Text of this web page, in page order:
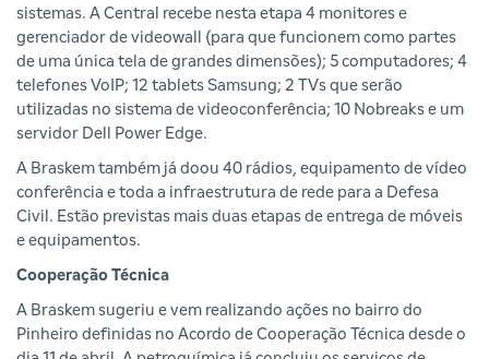
sistemas. A Central recebe nesta etapa 4 monitores e
gerenciador de videowall (para que funcionem como partes
de uma única tela de grandes dimensões); 5 computadores; 4
telefones VoIP; 12 tablets Samsung; 2 TVs que serão
utilizadas no sistema de videoconferência; 10 Nobreaks e um
servidor Dell Power Edge.
A Braskem também já doou 40 rádios, equipamento de vídeo
conferência e toda a infraestrutura de rede para a Defesa
Civil. Estão previstas mais duas etapas de entrega de móveis
e equipamentos.
Cooperação Técnica
A Braskem sugeriu e vem realizando ações no bairro do
Pinheiro definidas no Acordo de Cooperação Técnica desde o